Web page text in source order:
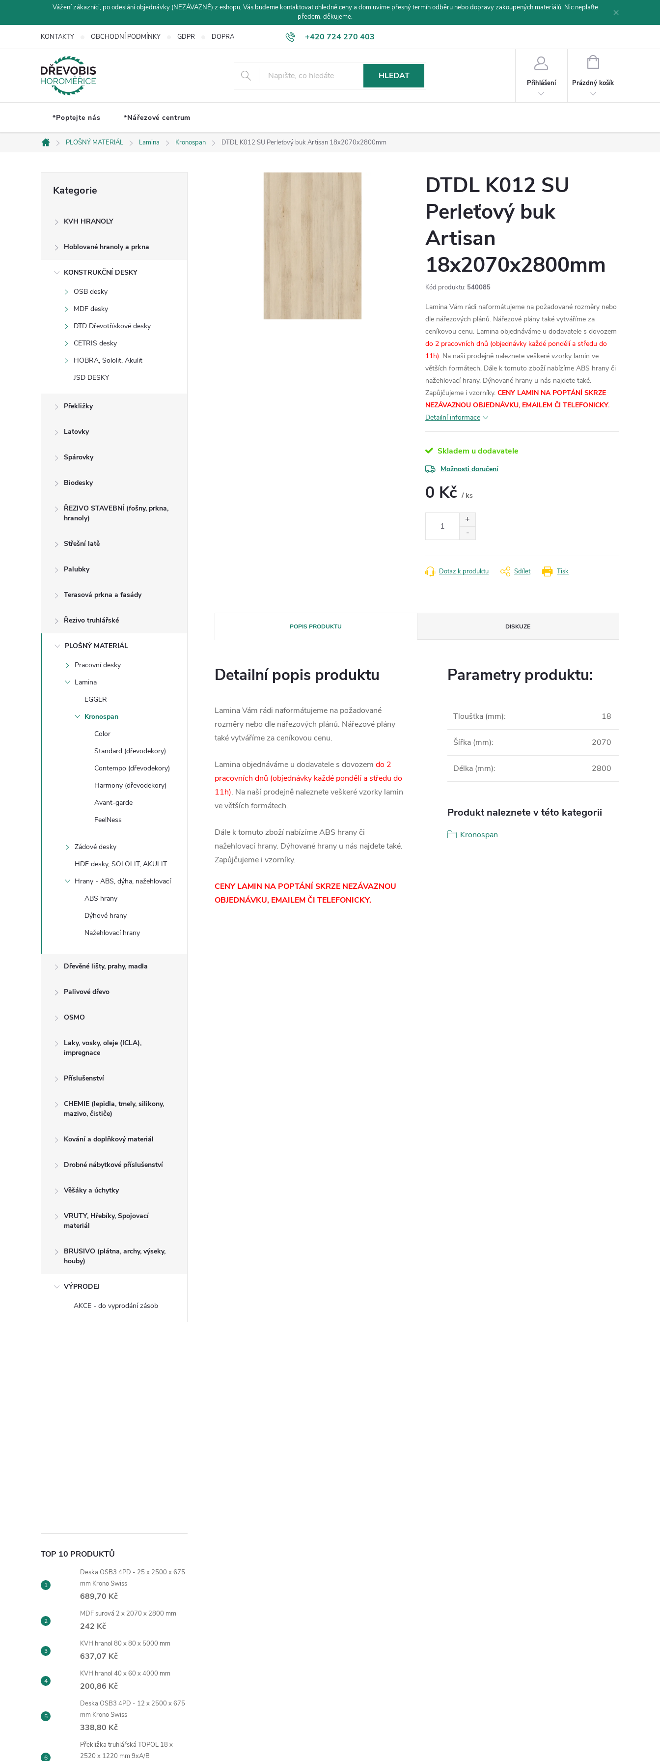
Vážení zákazníci, po odeslání objednávky (NEZÁVAZNÉ) z eshopu, Vás budeme kontaktovat ohledně ceny a domluvíme přesný termín odběru nebo dopravy zakoupených materiálů. Nic neplaťte
předem, děkujeme.
+420 724 270 403
KONTAKTY OBCHODNÍ PODMÍNKY GDPR DOPRAVA A PLATBA
HLEDAT
Přihlášení
NÁKUPNÍ
Prázdný košík
*Poptejte nás *Nářezové centrum
Domů
PLOŠNÝ MATERIÁL Lamina Kronospan DTDL K012 SU Perleťový buk Artisan 18x2070x2800mm
kategorie
Kategorie
KVH HRANOLY
Hoblované hranoly a prkna
KONSTRUKČNÍ DESKY
OSB desky
MDF desky
DTD Dřevotřískové desky
CETRIS desky
HOBRA, Sololit, Akulit
JSD DESKY
Překližky
Laťovky
Spárovky
Biodesky
ŘEZIVO STAVEBNÍ (fošny, prkna,
hranoly)
Střešní latě
Palubky
Terasová prkna a fasády
Řezivo truhlářské
PLOŠNÝ MATERIÁL
Pracovní desky
Lamina
EGGER
Kronospan
Color
Standard (dřevodekory)
Contempo (dřevodekory)
Harmony (dřevodekory)
Avant-garde
FeelNess
Zádové desky
HDF desky, SOLOLIT, AKULIT
Hrany - ABS, dýha, nažehlovací
ABS hrany
Dýhové hrany
Nažehlovací hrany
Dřevěné lišty, prahy, madla
Palivové dřevo
OSMO
Laky, vosky, oleje (ICLA),
impregnace
Příslušenství
CHEMIE (lepidla, tmely, silikony,
mazivo, čističe)
Kování a doplňkový materiál
Drobné nábytkové příslušenství
Věšáky a úchytky
VRUTY, Hřebíky, Spojovací
materiál
BRUSIVO (plátna, archy, výseky,
houby)
VÝPRODEJ
AKCE - do vyprodání zásob
TOP 10 PRODUKTŮ
Deska OSB3 4PD - 25 x 2500 x 675
mm Krono Swiss
689,70 Kč
MDF surová 2 x 2070 x 2800 mm
242 Kč
KVH hranol 80 x 80 x 5000 mm
637,07 Kč
KVH hranol 40 x 60 x 4000 mm
200,86 Kč
Deska OSB3 4PD - 12 x 2500 x 675
mm Krono Swiss
338,80 Kč
Překližka truhlářská TOPOL 18 x
2520 x 1220 mm 9xA/B
DTDL K012 SU
Perleťový buk
Artisan
18x2070x2800mm
Kód produktu: 540085
Lamina Vám rádi naformátujeme na požadované rozměry nebo
dle nářezových plánů. Nářezové plány také vytváříme za
ceníkovou cenu. Lamina objednáváme u dodavatele s dovozem
do 2 pracovních dnů (objednávky každé pondělí a středu do
11h). Na naší prodejně naleznete veškeré vzorky lamin ve
větších formátech. Dále k tomuto zboží nabízíme ABS hrany či
nažehlovací hrany. Dýhované hrany u nás najdete také.
Zapůjčujeme i vzorníky. CENY LAMIN NA POPTÁNÍ SKRZE
NEZÁVAZNOU OBJEDNÁVKU, EMAILEM ČI TELEFONICKY.
Detailní informace
Skladem u dodavatele
Možnosti doručení
0 Kč / ks
Tisk
Dotaz k produktu Sdílet
POPIS PRODUKTU DISKUZE
Detailní popis produktu
Lamina Vám rádi naformátujeme na požadované
rozměry nebo dle nářezových plánů. Nářezové plány
také vytváříme za ceníkovou cenu.
Lamina objednáváme u dodavatele s dovozem do 2
pracovních dnů (objednávky každé pondělí a středu do
11h). Na naší prodejně naleznete veškeré vzorky lamin
ve větších formátech.
Dále k tomuto zboží nabízíme ABS hrany či
nažehlovací hrany. Dýhované hrany u nás najdete také.
Zapůjčujeme i vzorníky.
CENY LAMIN NA POPTÁNÍ SKRZE NEZÁVAZNOU
OBJEDNÁVKU, EMAILEM ČI TELEFONICKY.
Parametry produktu:
Tloušťka (mm): 18
Šířka (mm): 2070
Délka (mm): 2800
Produkt naleznete v této kategorii
Kronospan